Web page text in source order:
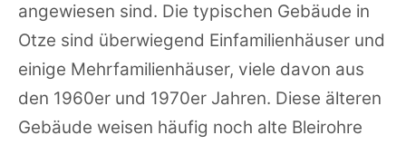
angewiesen sind. Die typischen Gebäude in
Otze sind überwiegend Einfamilienhäuser und
einige Mehrfamilienhäuser, viele davon aus
den 1960er und 1970er Jahren. Diese älteren
Gebäude weisen häufig noch alte Bleirohre